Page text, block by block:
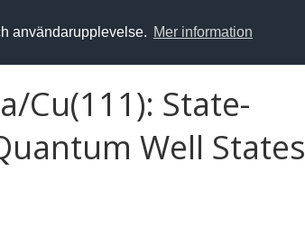
användarupplevelse. Mer information
Cu(111): State-
Well States